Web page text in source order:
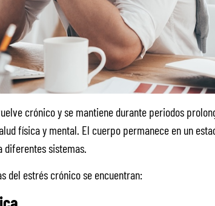
crónico y se mantiene durante periodos
física y mental. El cuerpo permanece en un
diferentes sistemas.
del estrés crónico se encuentran: